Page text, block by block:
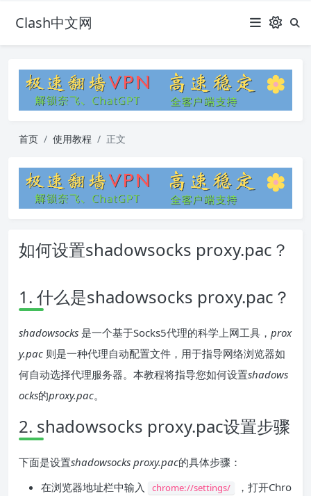
Clash中文网
首页 使用教程 正文
如何设置shadowsocks proxy.pac？
1. 什么是shadowsocks proxy.pac？
shadowsocks 是一个基于Socks5代理的科学上网工具， prox
y.pac 则是一种代理自动配置文件，用于指导网络浏览器如
何自动选择代理服务器。本教程将指导您如何设置shadows
ocks的proxy.pac。
2. shadowsocks proxy.pac设置步骤
下面是设置shadowsocks proxy.pac的具体步骤：
在浏览器地址栏中输入
chrome://settings/
，打开Chro